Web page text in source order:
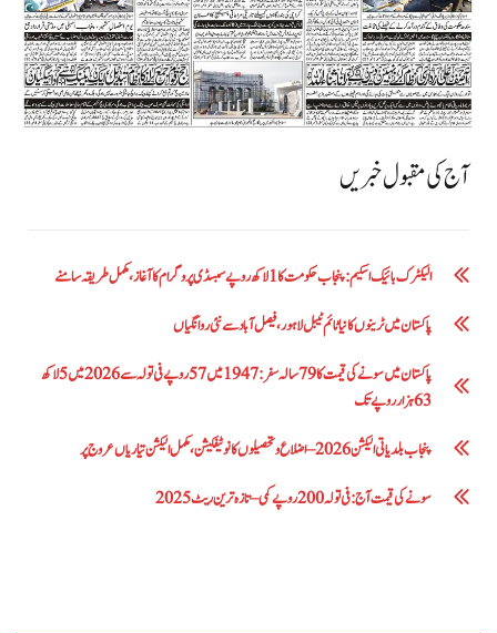
آج کی مقبول خبریں
الیکٹرک بائیک اسکیم: پنجاب حکومت کا1 لاکھ روپے سبسڈی پروگرام کا آغاز ،مکمل طریقہ سامنے
پاکستان میں ٹرینوں کا نیا ٹائم ٹیبل لاہور، فیصل آباد سے نئی روانگیاں
پاکستان میں سونے کی قیمت کا 79 سالہ سفر: 1947 میں 57 روپے فی تولہ سے 2026 میں 5 لاکھ
63 ہزار روپے تک
پنجاب بلدیاتی الیکشن 2026 – اضلاع و تحصیلوں کا نوٹیفکیشن، مکمل الیکشن تیاریاں عروج پر
سونے کی قیمت آج: فی تولہ 200 روپے کمی – تازہ ترین ریٹ 2025